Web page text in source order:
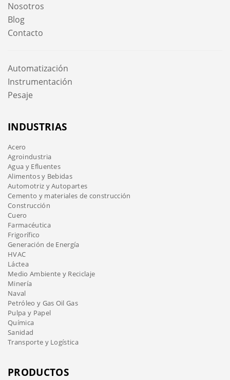
Nosotros
Blog
Contacto
Automatización
Instrumentación
Pesaje
INDUSTRIAS
Acero
Agroindustria
Agua y Efluentes
Alimentos y Bebidas
Automotriz y Autopartes
Cemento y materiales de construcción
Construcción
Cuero
Farmacéutica
Frigorífico
Generación de Energía
HVAC
Láctea
Medio Ambiente y Reciclaje
Minería
Naval
Petróleo y Gas Oil Gas
Pulpa y Papel
Química
Sanidad
Transporte y Logística
PRODUCTOS